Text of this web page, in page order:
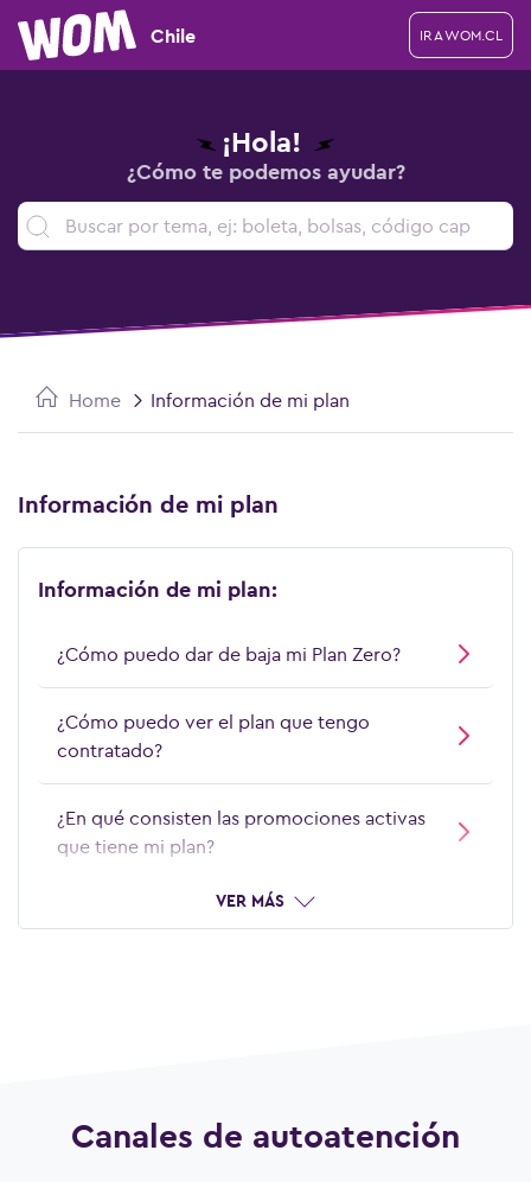
Chile IR A WOM.CL
¡Hola!
¿Cómo te podemos ayudar?
Home Información de mi plan
Información de mi plan
Información de mi plan:
¿Cómo puedo dar de baja mi Plan Zero?
¿Cómo puedo ver el plan que tengo
contratado?
¿En qué consisten las promociones activas
que tiene mi plan?
VER MÁS
Canales de autoatención